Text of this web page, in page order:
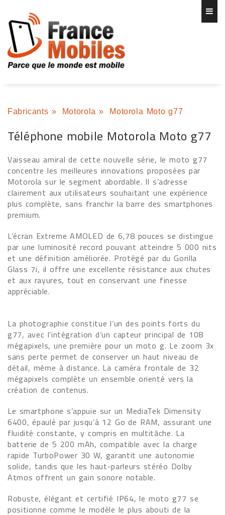
Fabricants » Motorola » Motorola Moto g77
Téléphone mobile Motorola Moto g77
Vaisseau amiral de cette nouvelle série, le moto g77
concentre les meilleures innovations proposées par
Motorola sur le segment abordable. Il s’adresse
clairement aux utilisateurs souhaitant une expérience
plus complète, sans franchir la barre des smartphones
premium.
L’écran Extreme AMOLED de 6,78 pouces se distingue
par une luminosité record pouvant atteindre 5 000 nits
et une définition améliorée. Protégé par du Gorilla
Glass 7i, il offre une excellente résistance aux chutes
et aux rayures, tout en conservant une finesse
appréciable.
La photographie constitue l’un des points forts du
g77, avec l’intégration d’un capteur principal de 108
mégapixels, une première pour un moto g. Le zoom 3x
sans perte permet de conserver un haut niveau de
détail, même à distance. La caméra frontale de 32
mégapixels complète un ensemble orienté vers la
création de contenus.
Le smartphone s’appuie sur un MediaTek Dimensity
6400, épaulé par jusqu’à 12 Go de RAM, assurant une
fluidité constante, y compris en multitâche. La
batterie de 5 200 mAh, compatible avec la charge
rapide TurboPower 30 W, garantit une autonomie
solide, tandis que les haut-parleurs stéréo Dolby
Atmos offrent un gain sonore notable.
Robuste, élégant et certifié IP64, le moto g77 se
positionne comme le modèle le plus abouti de la